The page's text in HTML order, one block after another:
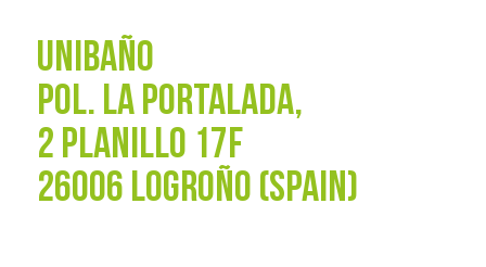
UNIBAÑO
POL. La Portalada,
2 PLANILLO 17F
26006 LOGROÑO (SPAIN)